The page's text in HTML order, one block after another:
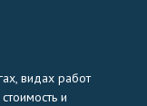
видах работ
и